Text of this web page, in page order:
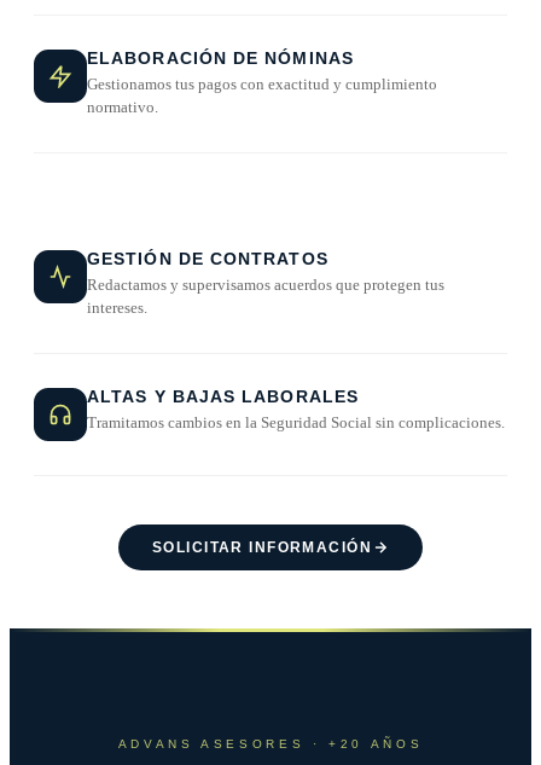
ELABORACIÓN DE NÓMINAS
Gestionamos tus pagos con exactitud y cumplimiento
normativo.
GESTIÓN DE CONTRATOS
Redactamos y supervisamos acuerdos que protegen tus
intereses.
ALTAS Y BAJAS LABORALES
Tramitamos cambios en la Seguridad Social sin complicaciones.
SOLICITAR INFORMACIÓN
ADVANS ASESORES · +20 AÑOS